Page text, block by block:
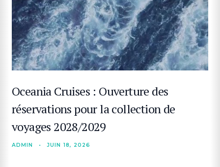
Oceania Cruises : Ouverture des
réservations pour la collection de
voyages 2028/2029
ADMIN • JUIN 18, 2026